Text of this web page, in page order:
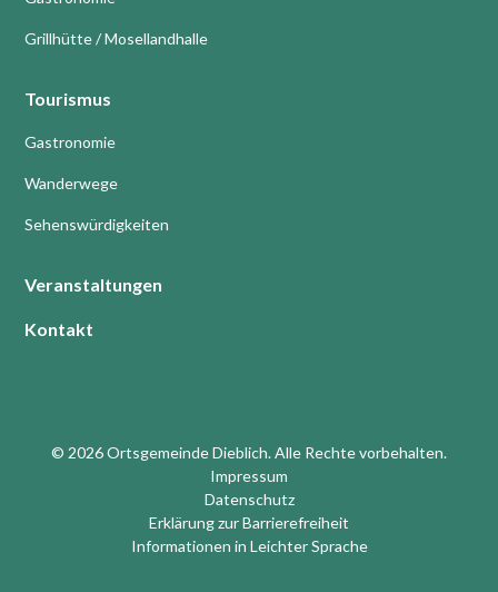
Grillhütte / Mosellandhalle
Tourismus
Gastronomie
Wanderwege
Sehenswürdigkeiten
Veranstaltungen
Kontakt
Impressum
Datenschutz
Erklärung zur Barrierefreiheit
Informationen in Leichter Sprache
© 2026 Ortsgemeinde Dieblich. Alle Rechte vorbehalten.